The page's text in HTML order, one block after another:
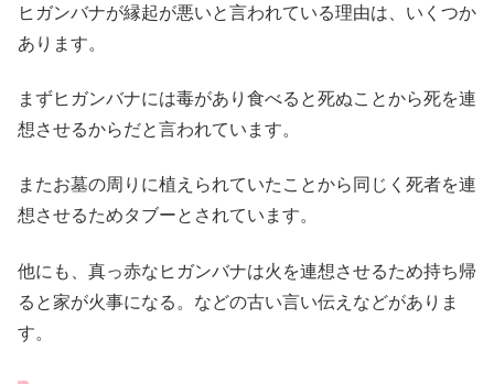
ヒガンバナが縁起が悪いと言われている理由は、いくつか
あります。
まずヒガンバナには毒があり食べると死ぬことから死を連
想させるからだと言われています。
またお墓の周りに植えられていたことから同じく死者を連
想させるためタブーとされています。
他にも、真っ赤なヒガンバナは火を連想させるため持ち帰
ると家が火事になる。などの古い言い伝えなどがありま
す。